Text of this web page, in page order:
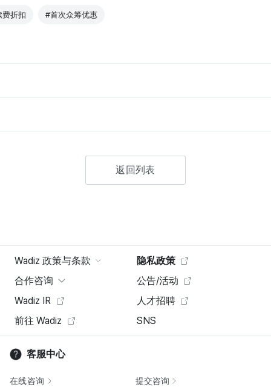
费折扣 #首次众筹优惠
返回列表
Wadiz 政策与条款
隐私政策
合作咨询
公告/活动
Wadiz IR
人才招聘
前往 Wadiz
SNS
客服中心
在线咨询 提交咨询